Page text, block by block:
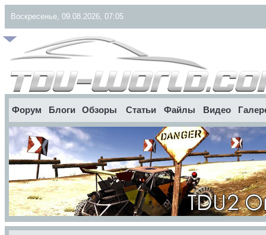
Воскресенье, 09.08.2026, 07:05
Форум Блоги Обзоры Статьи Файлы Видео